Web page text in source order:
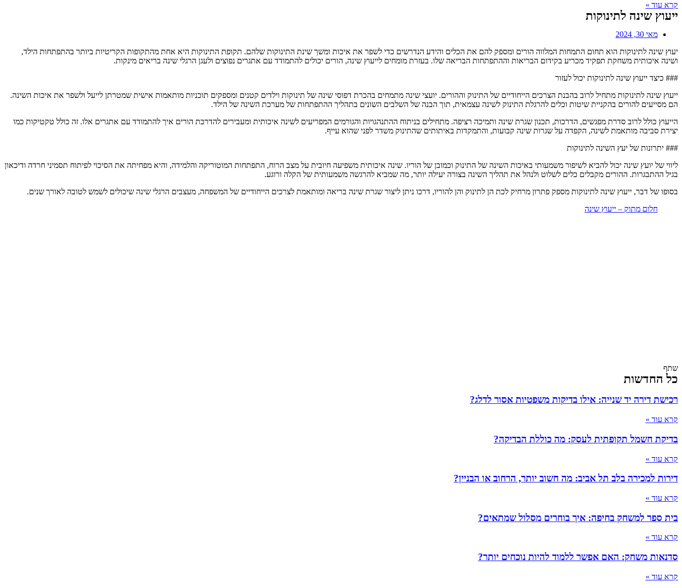
קרא עוד »
ייעוץ שינה לתינוקות
מאי 30, 2024
יעוץ שינה לתינוקות הוא תחום התמחות המלווה הורים ומספק להם את הכלים והידע הנדרשים כדי לשפר את איכות ומשך שינת התינוקות שלהם. תקופת התינוקות היא אחת מהתקופות הקריטיות ביותר בהתפתחות הילד,
ושינה איכותית משחקת תפקיד מכריע בקידום הבריאות וההתפתחות הבריאה שלו. בעזרת מומחים לייעוץ שינה, הורים יכולים להתמודד עם אתגרים נפוצים ולעגן הרגלי שינה בריאים מינקות.
### כיצד ייעוץ שינה לתינוקות יכול לעזור
ייעוץ שינה לתינוקות מתחיל לרוב בהבנת הצרכים הייחודיים של התינוק וההורים. יועצי שינה מתמחים בהכרת דפוסי שינה של תינוקות וילדים קטנים ומספקים תוכניות מותאמות אישית שמטרתן לייעל ולשפר את איכות השינה.
הם מסייעים להורים בהקניית שיטות וכלים להרגלת התינוק לשינה עצמאית, תוך הבנה של השלבים השונים בתהליך ההתפתחות של מערכת השינה של הילד.
הייעוץ כולל לרוב סדרת מפגשים, הדרכות, תכנון שגרת שינה ותמיכה רציפה. מתחילים בניתוח ההתנהגויות והגורמים המפריעים לשינה איכותית ומעבירים להדרכת הורים איך להתמודד עם אתגרים אלו. זה כולל טקטיקות כמו
יצירת סביבה מותאמת לשינה, הקפדה על שגרות שינה קבועות, והתמקדות באיתותים שהתינוק משדר לפני שהוא עייף.
### יתרונות של יעץ השינה לתינוקות
ליווי של יועץ שינה יכול להביא לשיפור משמעותי באיכות השינה של התינוק וכמובן של הוריו. שינה איכותית משפיעה חיובית על מצב הרוח, התפתחות המוטוריקה והלמידה, והיא מפחיתה את הסיכוי לפיתוח תסמיני חרדה ודיכאון
בגיל ההתבגרות. ההורים מקבלים כלים לשלוט ולנהל את תהליך השינה בצורה יעילה יותר, מה שמביא להרגשה משמעותית של הקלה ורוגע.
בסופו של דבר, ייעוץ שינה לתינוקות מספק פתרון מרחיק לכת הן לתינוק והן להוריו, דרכו ניתן ליצור שגרת שינה בריאה ומותאמת לצרכים הייחודיים של המשפחה, מעצבים הרגלי שינה שיכולים לשמש לטובה לאורך שנים.
חלום מתוק – ייעוץ שינה
שתף
כל החדשות
רכישת דירה יד שנייה: אילו בדיקות משפטיות אסור לדלג?
קרא עוד »
בדיקת חשמל תקופתית לעסק: מה כוללת הבדיקה?
קרא עוד »
דירות למכירה בלב תל אביב: מה חשוב יותר, הרחוב או הבניין?
קרא עוד »
בית ספר למשחק בחיפה: איך בוחרים מסלול שמתאים?
קרא עוד »
סדנאות משחק: האם אפשר ללמוד להיות נוכחים יותר?
קרא עוד »